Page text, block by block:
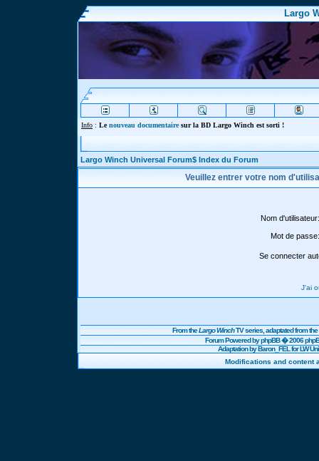
Largo
Info : Lenouveau documentairesur la BD Largo Winch est sorti !
Largo Winch Universal Forum$ Index du Forum
Veuillez entrer votre nom
Nom d'utilisateur:
Mot de passe:
Se connecter
J'ai
From theLargo WinchTV series, adaptated from
Forum Powered byphpBB� 2006
Adaptation by Baron_FEL for LW
Modifications and content